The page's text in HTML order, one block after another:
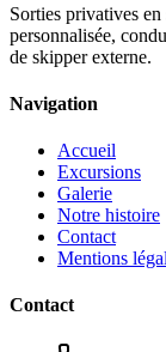
Sorties privatives
personnalisée,
de skipper externe.
Navigation
Accueil
Excursions
Galerie
Notre histoire
Contact
Mentions
Contact